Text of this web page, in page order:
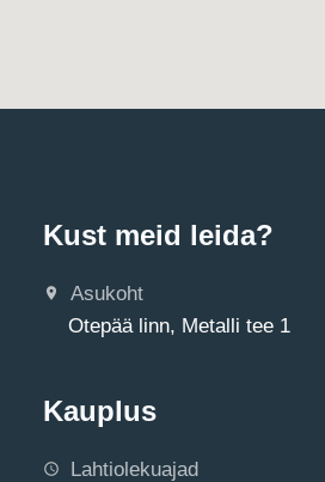
Kust meid leida?
Asukoht
Otepää linn, Metalli tee 1
Kauplus
Lahtiolekuajad